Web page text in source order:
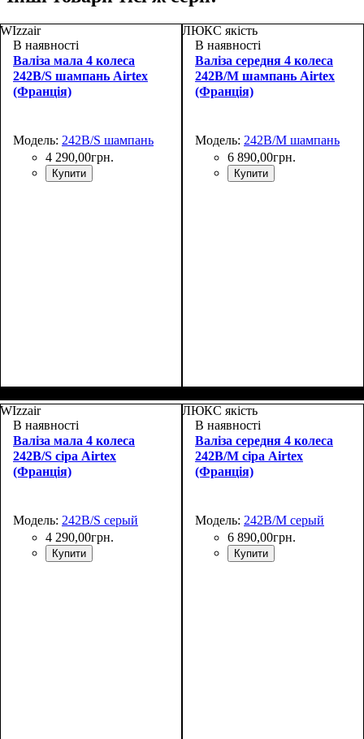
WIzzair
В наявності
Валіза мала 4 колеса
242B/S шампань Airtex
(Франція)
Модель: 242B/S шампань
4 290,00грн.
Купити
55x39х22+5
ЛЮКС якість
В наявності
Валіза середня 4 колеса
242B/M шампань Airtex
(Франція)
Модель: 242B/M шампань
6 890,00грн.
Купити
66x46х27+5
WIzzair
В наявності
Валіза мала 4 колеса
242B/S сіра Airtex
(Франція)
Модель: 242B/S серый
4 290,00грн.
Купити
ЛЮКС якість
В наявності
Валіза середня 4 колеса
242B/M сіра Airtex
(Франція)
Модель: 242B/M серый
6 890,00грн.
Купити